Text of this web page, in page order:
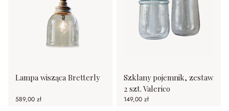
Lampa wisząca Bretterly
589,00 zł
Szklany pojemnik, zestaw
2 szt. Valerico
149,00 zł